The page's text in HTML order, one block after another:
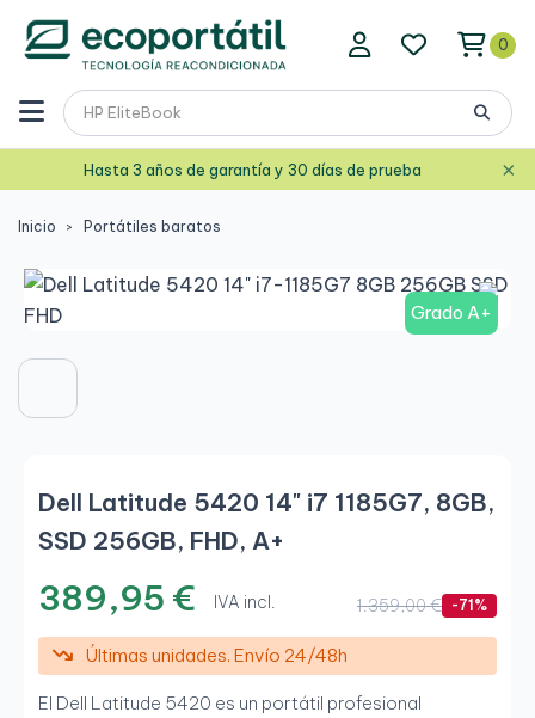
0
Hasta 3 años de garantía y 30 días de prueba ×
Inicio Portátiles baratos
Grado A+
Dell Latitude 5420 14" i7 1185G7, 8GB,
SSD 256GB, FHD, A+
389,95 € IVA incl. 1.359,00 € -71%
Últimas unidades. Envío 24/48h
El Dell Latitude 5420 es un portátil profesional